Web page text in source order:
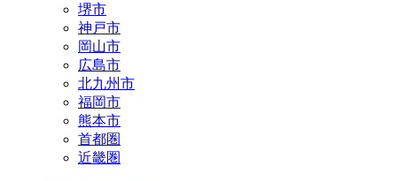
堺市
神戸市
岡山市
広島市
北九州市
福岡市
熊本市
首都圏
近畿圏